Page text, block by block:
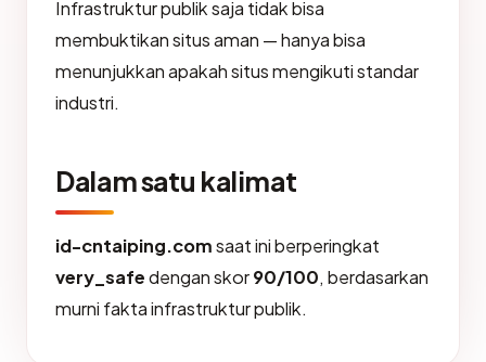
Infrastruktur publik saja tidak bisa
membuktikan situs aman — hanya bisa
menunjukkan apakah situs mengikuti standar
industri.
Dalam satu kalimat
id-cntaiping.comsaat ini berperingkat
very_safedengan skor90/100, berdasarkan
murni fakta infrastruktur publik.